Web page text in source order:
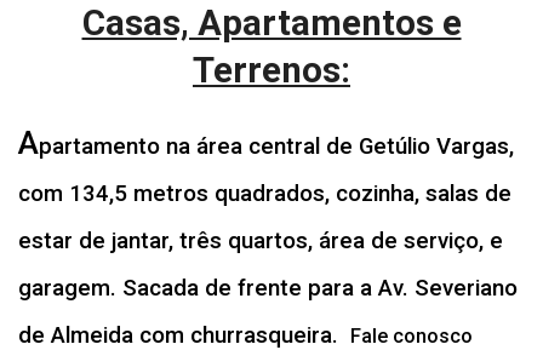
Casas, Apartamentos e
Terrenos:
Apartamento na área central de Getúlio Vargas,
com 134,5 metros quadrados, cozinha, salas de
estar de jantar, três quartos, área de serviço, e
garagem. Sacada de frente para a Av. Severiano
de Almeida com churrasqueira.
Fale conosco